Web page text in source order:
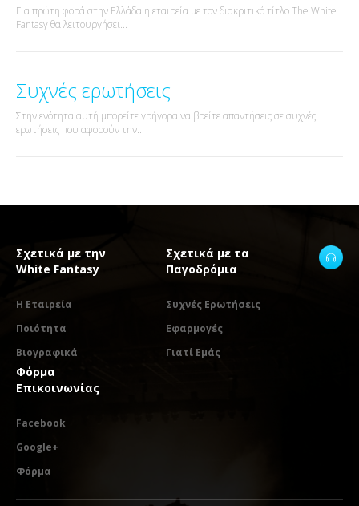
Για πρώτη φορά στην Ελλάδα η εταιρεία με τον διακριτικό τίτλο The White
Fantasy θα λειτουργήσει...
Συχνές ερωτήσεις
Στην ενότητα αυτή μπορείτε γρήγορα να βρείτε απαντήσεις σε συχνές
ερωτήσεις που αφορούν την...
Σχετικά με την
White Fantasy
Η Εταιρεία
Ποιότητα
Βιογραφικά
Σχετικά με τα
Παγοδρόμια
Συχνές Ερωτήσεις
Εφαρμογές
Γιατί Εμάς
Φόρμα
Επικοινωνίας
Facebook
Google+
Φόρμα